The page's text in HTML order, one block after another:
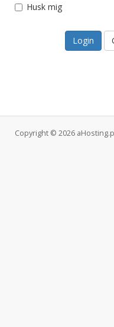
Husk mig
Copyright © 2026